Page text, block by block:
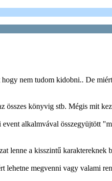
nem tudom kidobni.. De
könyvig stb. Mégis mit
alkalmvával összegyüjtött
lenne a kisszintű
megvenni vagy valami